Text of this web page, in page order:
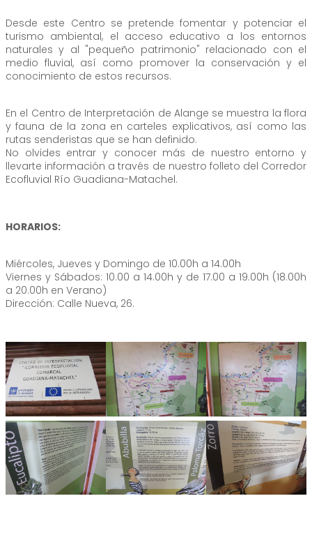
Desde este Centro se pretende fomentar y potenciar el
turismo ambiental, el acceso educativo a los entornos
naturales y al "pequeño patrimonio" relacionado con el
medio fluvial, así como promover la conservación y el
conocimiento de estos recursos.
En el Centro de Interpretación de Alange se muestra la flora
y fauna de la zona en carteles explicativos, así como las
rutas senderistas que se han definido.
No olvides entrar y conocer más de nuestro entorno y
llevarte información a través de nuestro folleto del Corredor
Ecofluvial Río Guadiana-Matachel.
HORARIOS:
Miércoles, Jueves y Domingo de 10.00h a 14.00h
Viernes y Sábados: 10.00 a 14.00h y de 17.00 a 19.00h (18.00h
a 20.00h en Verano)
Dirección: Calle Nueva, 26.